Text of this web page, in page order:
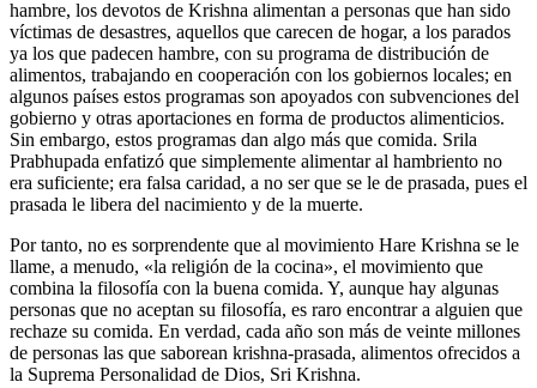
hambre, los devotos de Krishna alimentan a personas que han sido
víctimas de desastres, aquellos que carecen de hogar, a los parados
ya los que padecen hambre, con su programa de distribución de
alimentos, trabajando en cooperación con los gobiernos locales; en
algunos países estos programas son apoyados con subvenciones del
gobierno y otras aportaciones en forma de productos alimenticios.
Sin embargo, estos programas dan algo más que comida. Srila
Prabhupada enfatizó que simplemente alimentar al hambriento no
era suficiente; era falsa caridad, a no ser que se le de prasada, pues el
prasada le libera del nacimiento y de la muerte.
Por tanto, no es sorprendente que al movimiento Hare Krishna se le
llame, a menudo, «la religión de la cocina», el movimiento que
combina la filosofía con la buena comida. Y, aunque hay algunas
personas que no aceptan su filosofía, es raro encontrar a alguien que
rechaze su comida. En verdad, cada año son más de veinte millones
de personas las que saborean krishna-prasada, alimentos ofrecidos a
la Suprema Personalidad de Dios, Sri Krishna.